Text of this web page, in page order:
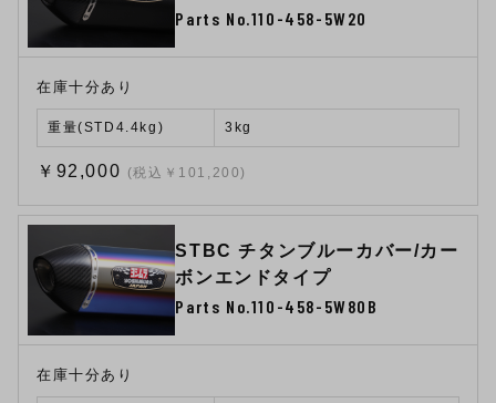
Parts No.110-458-5W20
在庫十分あり
重量(STD4.4kg) 3kg
￥92,000 (税込￥101,200)
STBC チタンブルーカバー/カー
ボンエンドタイプ
Parts No.110-458-5W80B
在庫十分あり